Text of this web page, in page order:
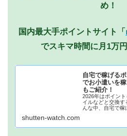
め！
国内最大手ポイントサイト「
でスキマ時間に月1万
自宅で稼げる
でお小遣いを
もご紹介！
2026年はポイン
イルなどと交換す
んな中、自宅で稼
ー」が注目され
自宅でポイント
shutten-watch.com